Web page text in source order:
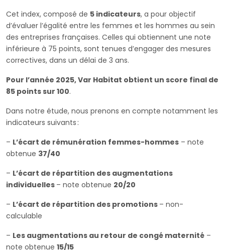
Cet index, composé de 5 indicateurs, a pour objectif
d’évaluer l’égalité entre les femmes et les hommes au sein
des entreprises françaises. Celles qui obtiennent une note
inférieure à 75 points, sont tenues d’engager des mesures
correctives, dans un délai de 3 ans.
Pour l’année 2025, Var Habitat obtient un score final de
85 points sur 100.
Dans notre étude, nous prenons en compte notamment les
indicateurs suivants :
– L’écart de rémunération femmes-hommes – note
obtenue 37/40
– L’écart de répartition des augmentations
individuelles – note obtenue 20/20
– L’écart de répartition des promotions – non-
calculable
– Les augmentations au retour de congé maternité –
note obtenue 15/15